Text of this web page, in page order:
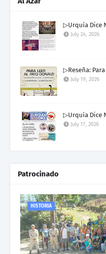
▷Urquía Dice
July 24, 2026
▷Reseña:
July 19, 2026
▷Urquía Dice
July 17, 2026
Patrocinado
HISTORIA